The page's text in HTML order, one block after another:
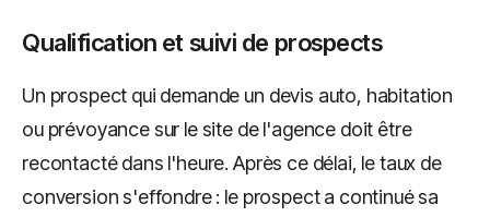
Qualification et suivi de prospects
Un prospect qui demande un devis auto, habitation
ou prévoyance sur le site de l'agence doit être
recontacté dans l'heure. Après ce délai, le taux de
conversion s'effondre : le prospect a continué sa